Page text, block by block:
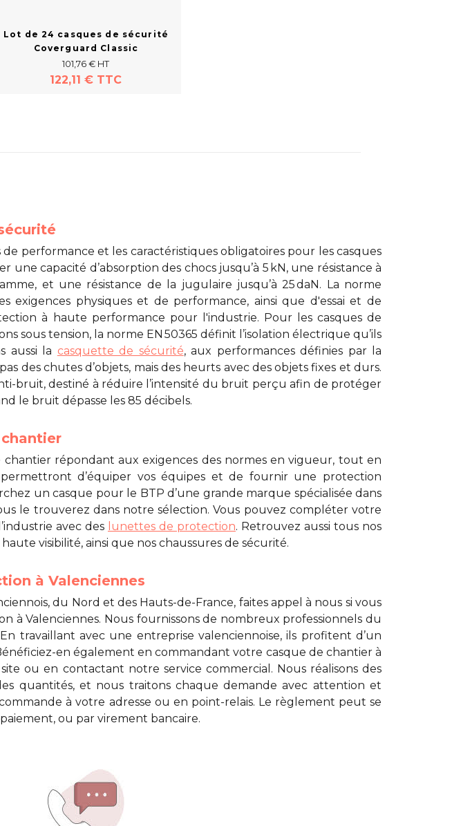
Lot de 24 casques de sécurité
Coverguard Classic
101,76 € HT
122,11 € TTC
de performance et les caractéristiques obligatoires pour les casques
une capacité d’absorption des chocs jusqu’à 5 kN, une résistance à
et une résistance de la jugulaire jusqu’à 25 daN. La norme
exigences physiques et de performance, ainsi que d'essai et de
à haute performance pour l'industrie. Pour les casques de
sous tension, la norme EN 50365 définit l’isolation électrique qu’ils
aussi la casquette de sécurité, aux performances définies par la
des chutes d’objets, mais des heurts avec des objets fixes et durs.
bruit, destiné à réduire l’intensité du bruit perçu afin de protéger
le bruit dépasse les 85 décibels.
chantierrépondant aux exigences des normes en vigueur, tout en
d’équiper vos équipes et de fournir une protection
un casque pour le BTP d’une grande marque spécialisée dans
le trouverez dans notre sélection. Vous pouvez compléter votre
avec des lunettes de protection. Retrouvez aussi tous nos
visibilité, ainsi que nos chaussures de sécurité.
à Valenciennes
du Nord et des Hauts-de-France, faites appel à nous si vous
à Valenciennes. Nous fournissons de nombreux professionnels du
travaillant avec une entreprise valenciennoise, ils profitent d’un
en également en commandant votre casque de chantier à
ou en contactant notre service commercial. Nous réalisons des
quantités, et nous traitons chaque demande avec attention et
à votre adresse ou en point-relais. Le règlement peut se
ou par virement bancaire.